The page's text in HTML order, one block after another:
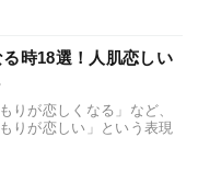
時18選！人肌恋しい
りが恋しくなる」など、
りが恋しい」という表現